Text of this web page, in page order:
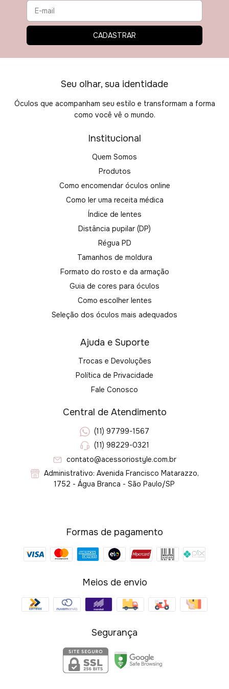
Seu olhar, sua identidade
Óculos que acompanham seu estilo e transformam a forma
como você vê o mundo.
Institucional
Quem Somos
Produtos
Como encomendar óculos online
Como ler uma receita médica
Índice de lentes
Distância pupilar (DP)
Régua PD
Tamanhos de moldura
Formato do rosto e da armação
Guia de cores para óculos
Como escolher lentes
Seleção dos óculos mais adequados
Ajuda e Suporte
Trocas e Devoluções
Política de Privacidade
Fale Conosco
Central de Atendimento
(11) 97799-1567
(11) 98229-0321
contato@acessoriostyle.com.br
Administrativo: Avenida Francisco Matarazzo,
1752 - Água Branca - São Paulo/SP
Formas de pagamento
Meios de envio
Segurança